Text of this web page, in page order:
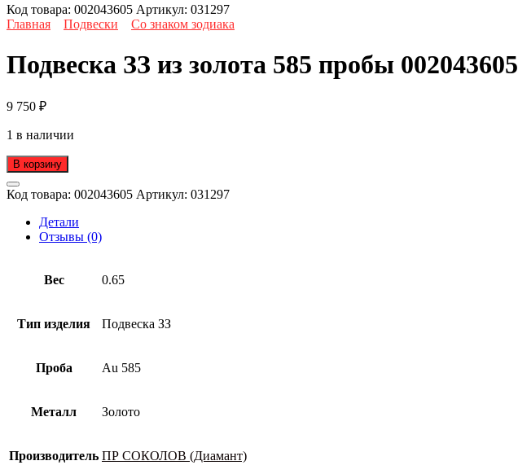
Код товара: 002043605 Артикул: 031297
Главная
Подвески Со знаком зодиака
Подвеска ЗЗ из золота 585 пробы 002043605
9 750 ₽
1 в наличии
В корзину
Код товара: 002043605 Артикул: 031297
Детали
Отзывы (0)
Вес 0.65
Тип изделия Подвеска ЗЗ
Проба Au 585
Металл Золото
Производитель ПР СОКОЛОВ (Диамант)